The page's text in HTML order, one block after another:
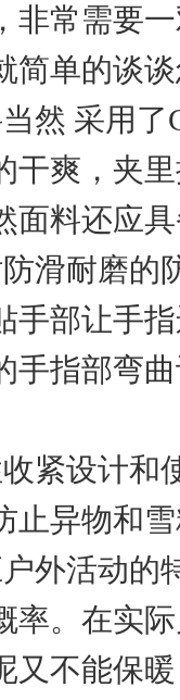
非常需要
简单的谈
然 采用
干爽，夹
面料还应
滑耐磨的
手部让手
手指部弯
紧设计和
止异物和
外活动的
率。在实
又不能保